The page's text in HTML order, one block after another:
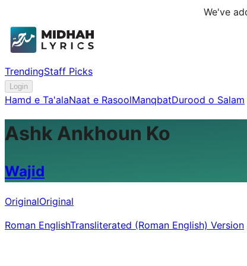
We've
TrendingStaff Picks
Login
Hamd e Ta'alaNaat e RasoolManqbatDurood o Salam
Ashk Ankhoun Ko
Wajid
OriginalOriginal
Roman EnglishTransliterated (Roman English) Version